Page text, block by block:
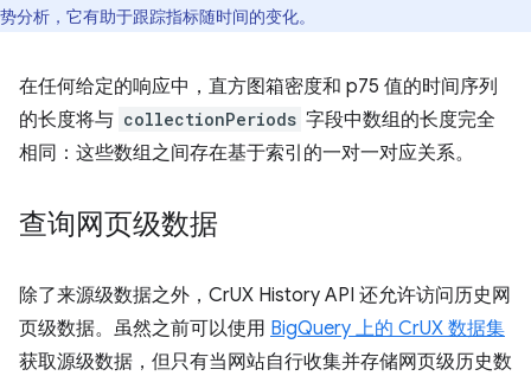
势分析，它有助于跟踪指标随时间的变化。
在任何给定的响应中，直方图箱密度和 p75 值的时间序列
的长度将与 collectionPeriods 字段中数组的长度完全
相同：这些数组之间存在基于索引的一对一对应关系。
查询网页级数据
除了来源级数据之外，CrUX History API 还允许访问历史网
页级数据。虽然之前可以使用 BigQuery 上的 CrUX 数据集
获取源级数据，但只有当网站自行收集并存储网页级历史数